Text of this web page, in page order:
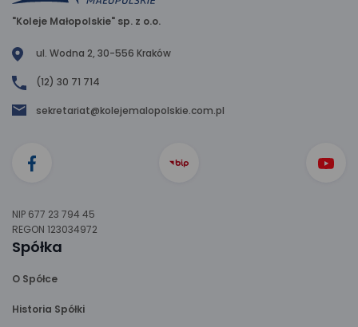
"Koleje Małopolskie" sp. z o.o.
ul. Wodna 2, 30-556 Kraków
(12) 30 71 714
sekretariat@kolejemalopolskie.com.pl
NIP 677 23 794 45
REGON 123034972
Spółka
O Spółce
Historia Spółki